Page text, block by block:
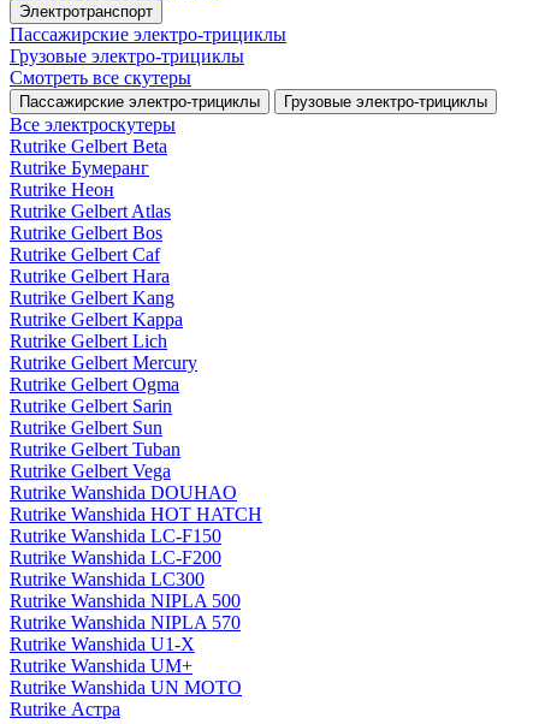
Электротранспорт
Пассажирские электро‑трициклы
Грузовые электро‑трициклы
Смотреть все скутеры
Пассажирские электро‑трициклы Грузовые электро‑трициклы
Все электро­скутеры
Rutrike Gelbert Beta
Rutrike Бумеранг
Rutrike Неон
Rutrike Gelbert Atlas
Rutrike Gelbert Bos
Rutrike Gelbert Caf
Rutrike Gelbert Hara
Rutrike Gelbert Kang
Rutrike Gelbert Kappa
Rutrike Gelbert Lich
Rutrike Gelbert Mercury
Rutrike Gelbert Ogma
Rutrike Gelbert Sarin
Rutrike Gelbert Sun
Rutrike Gelbert Tuban
Rutrike Gelbert Vega
Rutrike Wanshida DOUHAO
Rutrike Wanshida HOT HATCH
Rutrike Wanshida LC-F150
Rutrike Wanshida LC-F200
Rutrike Wanshida LC300
Rutrike Wanshida NIPLA 500
Rutrike Wanshida NIPLA 570
Rutrike Wanshida U1-X
Rutrike Wanshida UM+
Rutrike Wanshida UN MOTO
Rutrike Астра